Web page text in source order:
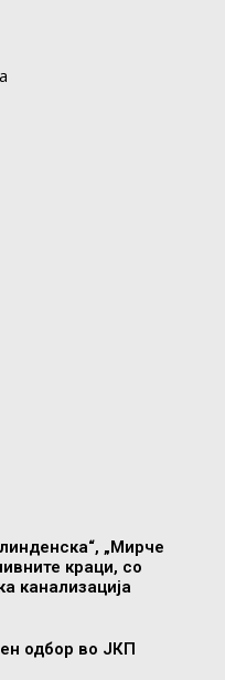
„Мирче
краци, со
канализација
одбор во ЈКП